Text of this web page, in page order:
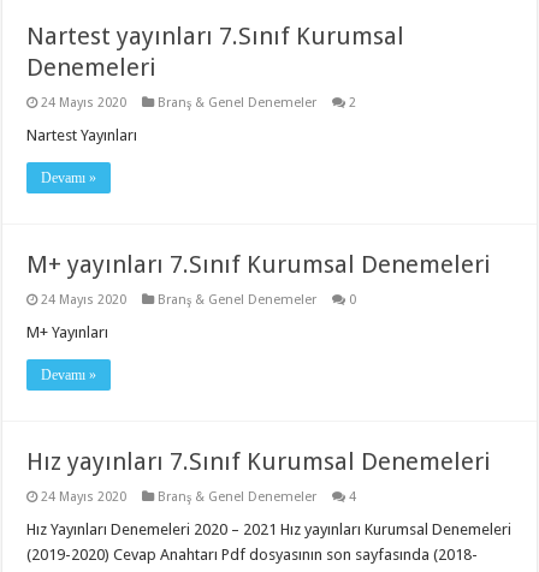
Nartest yayınları 7.Sınıf Kurumsal
Denemeleri
24 Mayıs 2020 Branş & Genel Denemeler 2
Nartest Yayınları
Devamı »
M+ yayınları 7.Sınıf Kurumsal Denemeleri
24 Mayıs 2020 Branş & Genel Denemeler 0
M+ Yayınları
Devamı »
Hız yayınları 7.Sınıf Kurumsal Denemeleri
24 Mayıs 2020 Branş & Genel Denemeler 4
Hız Yayınları Denemeleri 2020 – 2021 Hız yayınları Kurumsal Denemeleri
(2019-2020) Cevap Anahtarı Pdf dosyasının son sayfasında (2018-